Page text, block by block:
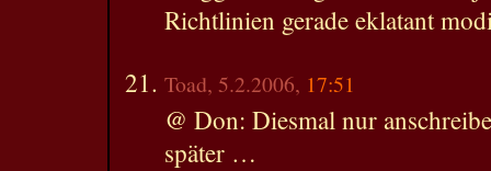
Richtlinien gerade eklatant
Toad, 5.2.2006, 17:51
@ Don: Diesmal nur
später …